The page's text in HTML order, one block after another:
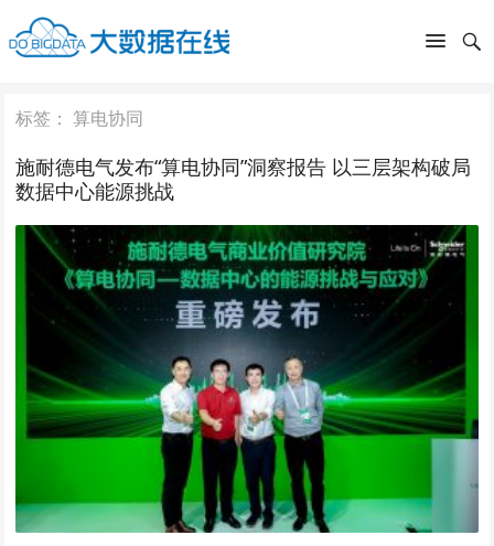
标签：算电协同
施耐德电气发布“算电协同”洞察报告 以三层架构破局
数据中心能源挑战